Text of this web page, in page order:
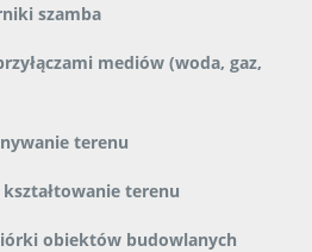
szamba
mediów (woda, gaz,
terenu
terenu
obiektów budowlanych